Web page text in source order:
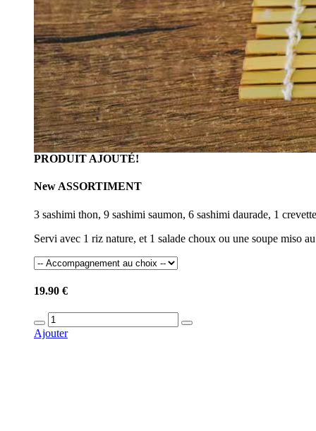
PRODUIT AJOUTÉ!
New ASSORTIMENT
3 sashimi thon, 9 sashimi saumon, 6 sashimi daurade, 1 crevette
Servi avec 1 riz nature, et 1 salade choux ou une soupe miso
19.90 €
Ajouter